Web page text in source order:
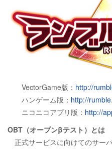
VectorGame版： http://
ハンゲーム版： http://
ニコニコアプリ版： http://
OBT（オープンβテスト）とは
正式サービスに向けてのサー